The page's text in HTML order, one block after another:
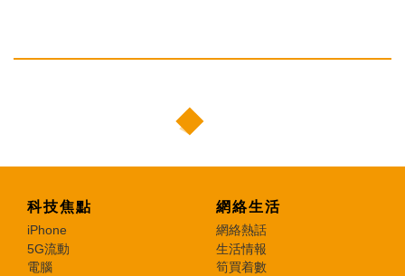
科技焦點
iPhone
5G流動
電腦
網絡生活
網絡熱話
生活情報
筍買着數